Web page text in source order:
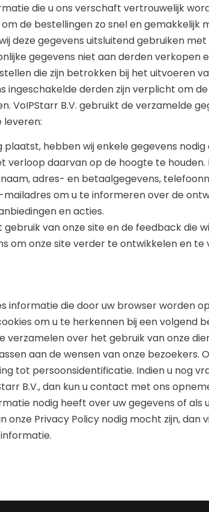
die u ons verschaft vertrouwelijk
de bestellingen zo snel en gemakkelijk
deze gegevens uitsluitend gebruiken
gegevens niet aan derden verkopen
die zijn betrokken bij het uitvoeren
ingeschakelde derden zijn verplicht om
VoIPStarr B.V. gebruikt de verzamelde
leveren:
plaatst, hebben wij enkele gegevens
verloop daarvan op de hoogte te
adres- en betaalgegevens,
mailadres om u te informeren over de
en acties.
van onze site en de feedback die
om onze site verder te ontwikkelen en te
informatie die door uw browser worden
om u te herkennen bij een volgend
verzamelen over het gebruik van onze
aan de wensen van onze bezoekers.
tot persoonsidentificatie. Indien u nog
B.V., dan kun u contact met ons
nodig heeft over uw gegevens of als
onze Privacy Policy nodig mocht zijn, dan